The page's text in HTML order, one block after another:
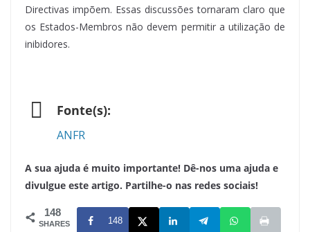
Directivas impõem. Essas discussões tornaram claro que
os Estados-Membros não devem permitir a utilização de
inibidores.
Fonte(s):
ANFR
A sua ajuda é muito importante! Dê-nos uma ajuda e
divulgue este artigo. Partilhe-o nas redes sociais!
148
SHARES 148